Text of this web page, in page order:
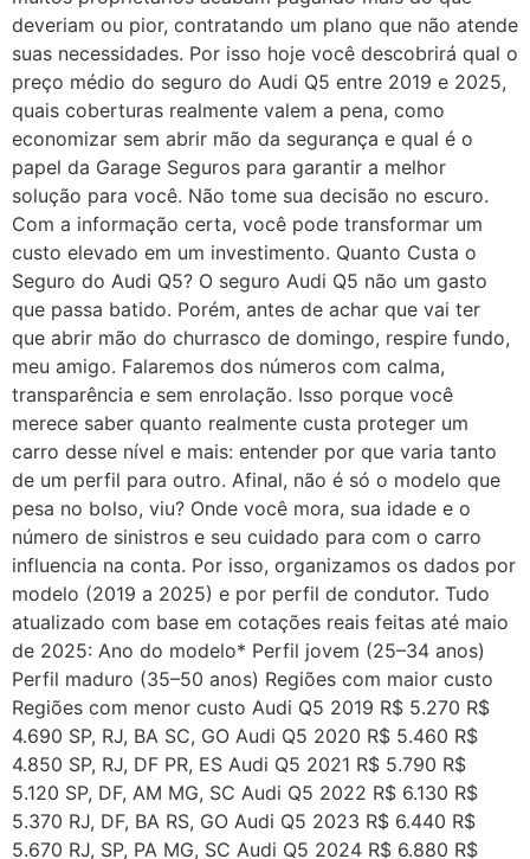
deveriam ou pior, contratando um plano que não atende
suas necessidades. Por isso hoje você descobrirá qual o
preço médio do seguro do Audi Q5 entre 2019 e 2025,
quais coberturas realmente valem a pena, como
economizar sem abrir mão da segurança e qual é o
papel da Garage Seguros para garantir a melhor
solução para você. Não tome sua decisão no escuro.
Com a informação certa, você pode transformar um
custo elevado em um investimento. Quanto Custa o
Seguro do Audi Q5? O seguro Audi Q5 não um gasto
que passa batido. Porém, antes de achar que vai ter
que abrir mão do churrasco de domingo, respire fundo,
meu amigo. Falaremos dos números com calma,
transparência e sem enrolação. Isso porque você
merece saber quanto realmente custa proteger um
carro desse nível e mais: entender por que varia tanto
de um perfil para outro. Afinal, não é só o modelo que
pesa no bolso, viu? Onde você mora, sua idade e o
número de sinistros e seu cuidado para com o carro
influencia na conta. Por isso, organizamos os dados por
modelo (2019 a 2025) e por perfil de condutor. Tudo
atualizado com base em cotações reais feitas até maio
de 2025: Ano do modelo* Perfil jovem (25–34 anos)
Perfil maduro (35–50 anos) Regiões com maior custo
Regiões com menor custo Audi Q5 2019 R$ 5.270 R$
4.690 SP, RJ, BA SC, GO Audi Q5 2020 R$ 5.460 R$
4.850 SP, RJ, DF PR, ES Audi Q5 2021 R$ 5.790 R$
5.120 SP, DF, AM MG, SC Audi Q5 2022 R$ 6.130 R$
5.370 RJ, DF, BA RS, GO Audi Q5 2023 R$ 6.440 R$
5.670 RJ, SP, PA MG, SC Audi Q5 2024 R$ 6.880 R$